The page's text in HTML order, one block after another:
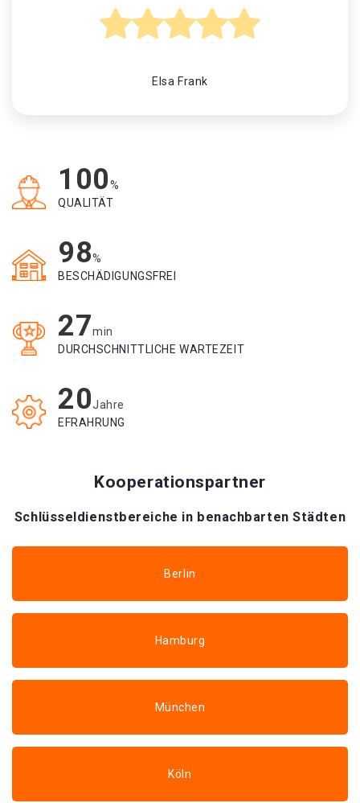
Elsa Frank
100%
QUALITÄT
98%
BESCHÄDIGUNGSFREI
27min
DURCHSCHNITTLICHE WARTEZEIT
20Jahre
EFRAHRUNG
Kooperationspartner
Schlüsseldienstbereiche in benachbarten Städten
Berlin
Hamburg
München
Köln